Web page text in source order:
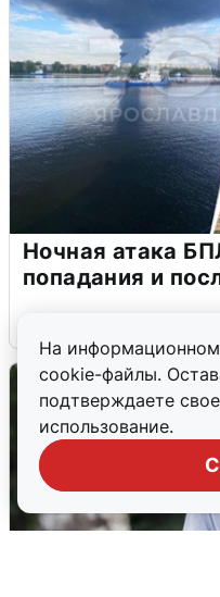
На
cookie-файлы.
подтверждаете свое
использование.
Ночная атака
попадания и